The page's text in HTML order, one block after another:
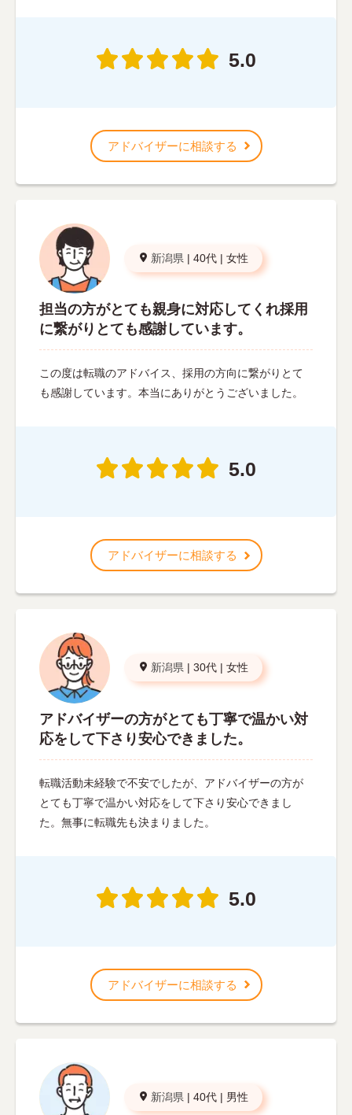
5.0
アドバイザーに相談する
新潟県 | 40代 | 女性
担当の方がとても親身に対応してくれ採用
に繋がりとても感謝しています。
この度は転職のアドバイス、採用の方向に繋がりとて
も感謝しています。本当にありがとうございました。
5.0
アドバイザーに相談する
新潟県 | 30代 | 女性
アドバイザーの方がとても丁寧で温かい対
応をして下さり安心できました。
転職活動未経験で不安でしたが、アドバイザーの方が
とても丁寧で温かい対応をして下さり安心できまし
た。無事に転職先も決まりました。
5.0
アドバイザーに相談する
新潟県 | 40代 | 男性